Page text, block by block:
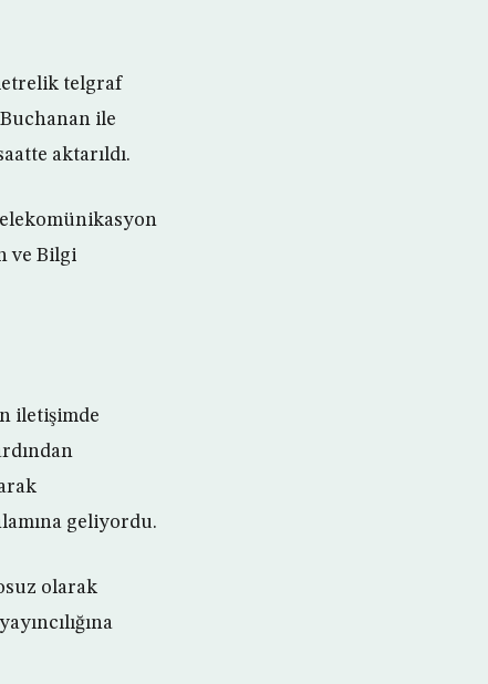
telgraf
Buchanan ile
aktarıldı.
ve Bilgi
iletişimde
geliyordu.
olarak